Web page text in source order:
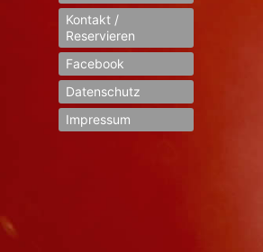
Kontakt /
Reservieren
Facebook
Datenschutz
Impressum